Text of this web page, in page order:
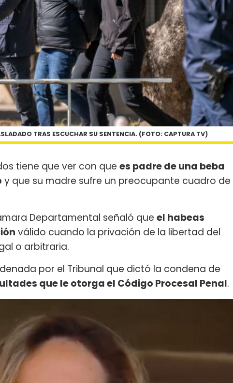
TRAS ESCUCHAR SU SENTENCIA. (FOTO: CAPTURA TV)
tiene que ver con que es padre de una beba
y que su madre sufre un preocupante cuadro de
Departamental señaló que el habeas
válido cuando la privación de la libertad del
o arbitraria.
por el Tribunal que dictó la condena de
que le otorga el Código Procesal Penal.